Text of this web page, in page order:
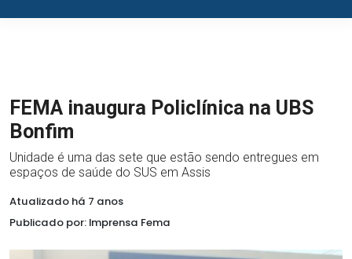
FEMA inaugura Policlínica na UBS
Bonfim
Unidade é uma das sete que estão sendo entregues em
espaços de saúde do SUS em Assis
Atualizado há 7 anos
Publicado por: Imprensa Fema